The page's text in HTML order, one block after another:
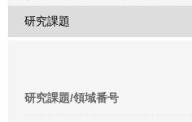
研究課題
研究課題/領域番号